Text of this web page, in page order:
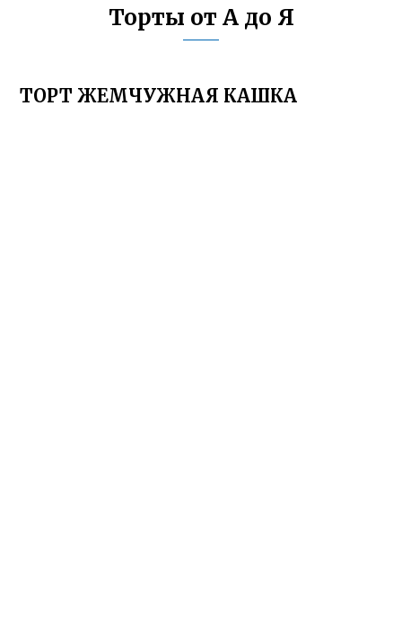
Торты от А до Я
ТОРТ ЖЕМЧУЖНАЯ КАШКА